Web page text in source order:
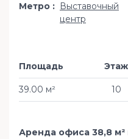
Метро
Выставочный
центр
Площадь
39.00 м²
Этаж
10
Аренда офиса 38,8 м²